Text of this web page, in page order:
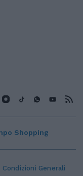
Condizioni Generali
Shopping